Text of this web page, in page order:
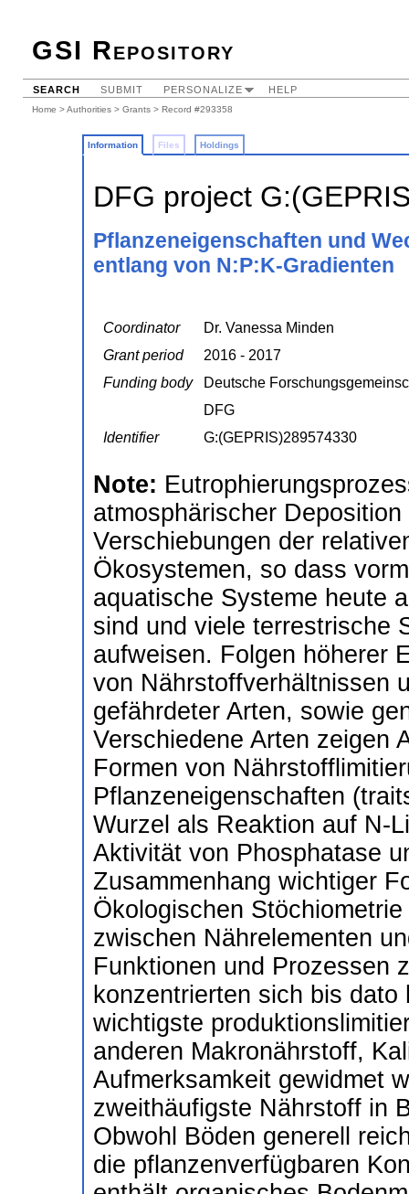
GSI Repository
SEARCH SUBMIT PERSONALIZE HELP
Home >Authorities > Grants > Record #293358
Information Files Holdings
DFG project
Pflanzeneigenschaften und
entlang von N:P:K-Gradienten
Coordinator
Dr. Vanessa Minden
Grant period
2016 - 2017
Funding body
Deutsche
DFG
Identifier
G:(GEPRIS)289574330
Note:
atmosphärischer
Verschiebungen der
Ökosystemen, so dass
aquatische Systeme heute
sind und viele terrestrische
aufweisen. Folgen höherer
von Nährstoffverhältnissen
gefährdeter Arten, sowie
Verschiedene Arten zeigen
Formen von
Pflanzeneigenschaften
Wurzel als Reaktion auf N-
Aktivität von Phosphatase
Zusammenhang wichtiger
Ökologischen
zwischen Nährelementen
Funktionen und Prozessen
konzentrierten sich bis
wichtigste
anderen Makronährstoff,
Aufmerksamkeit gewidmet
zweithäufigste Nährstoff in
Obwohl Böden generell
die pflanzenverfügbaren